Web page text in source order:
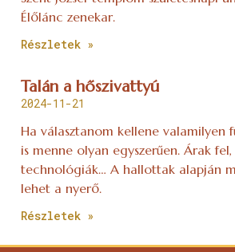
Élőlánc zenekar.
Részletek »
Talán a hőszivattyú
2024-11-21
Ha választanom kellene valamilyen
is menne olyan egyszerűen. Árak
technológiák… A hallottak alapján
lehet a nyerő.
Részletek »